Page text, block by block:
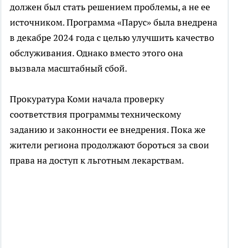
должен был стать решением проблемы, а не ее
источником. Программа «Парус» была внедрена
в декабре 2024 года с целью улучшить качество
обслуживания. Однако вместо этого она
вызвала масштабный сбой.
Прокуратура Коми начала проверку
соответствия программы техническому
заданию и законности ее внедрения. Пока же
жители региона продолжают бороться за свои
права на доступ к льготным лекарствам.